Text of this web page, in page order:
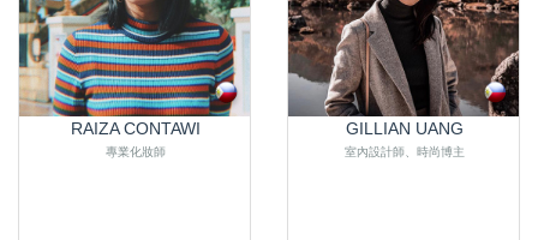
RAIZA CONTAWI
專業化妝師
GILLIAN UANG
室內設計師、時尚博主